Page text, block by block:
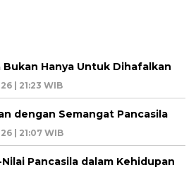
Bukan Hanya Untuk Dihafalkan
| 21:23 WIB
dengan Semangat Pancasila
| 21:07 WIB
Pancasila dalam Kehidupan